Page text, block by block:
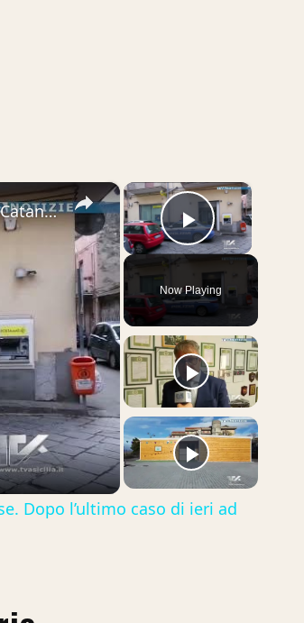
×
Play Video
Now Playing
×
Rapine e violenze continue negli uffici postali del Catanese. Dopo l’ultimo caso di ieri ad Adrano,
Dopo l’ultimo caso di ieri ad